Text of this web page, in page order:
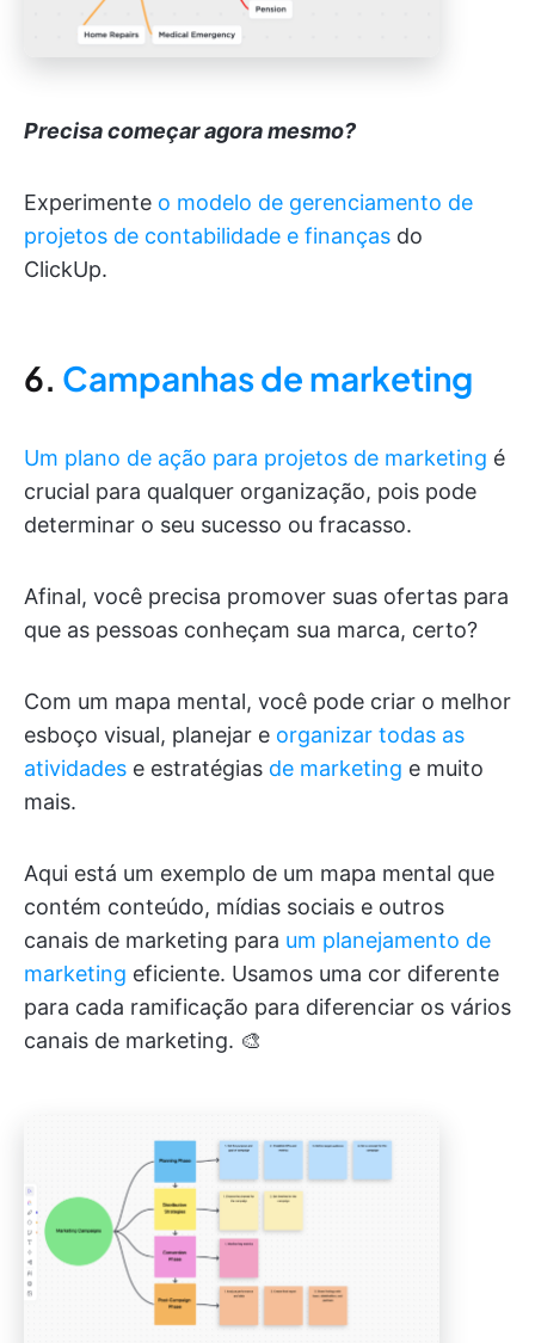
Precisa começar agora mesmo?
Experimente o modelo de gerenciamento de
projetos de contabilidade e finanças do
ClickUp.
6. Campanhas de marketing
Um plano de ação para projetos de marketing é
crucial para qualquer organização, pois pode
determinar o seu sucesso ou fracasso.
Afinal, você precisa promover suas ofertas para
que as pessoas conheçam sua marca, certo?
Com um mapa mental, você pode criar o melhor
esboço visual, planejar e organizar todas as
atividades e estratégias de marketing e muito
mais.
Aqui está um exemplo de um mapa mental que
contém conteúdo, mídias sociais e outros
canais de marketing para um planejamento de
marketing eficiente. Usamos uma cor diferente
para cada ramificação para diferenciar os vários
canais de marketing. 🎨